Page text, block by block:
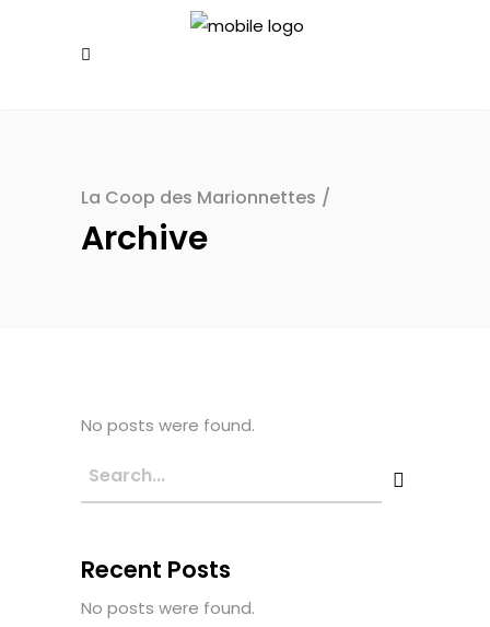
La Coop des Marionnettes /
Archive
No posts were found.
Recent Posts
No posts were found.